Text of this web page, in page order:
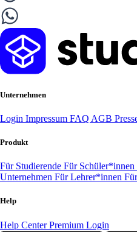
Unternehmen
Login Impressum FAQ AGB
Produkt
Für Studierende Für Schüler*innen
Unternehmen Für Lehrer*innen
Help
Help CenterPremium Login